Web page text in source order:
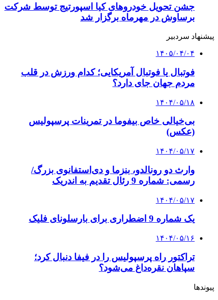
جشن تحویل خودروهای کیا اسپورتیج توسط شرکت
برساوش در مهرماه برگزار شد
پیشنهاد سردبیر
۱۴۰۵/۰۴/۰۴
فوتبال یا فوتبال آمریکایی؛ کدام ورزش در قلب
مردم جهان جای دارد؟
۱۴۰۴/۰۵/۱۸
بی‌خیالی خاص بیفوما در تمرینات پرسپولیس
(عکس)
۱۴۰۴/۰۵/۱۷
وارث دو رونالدو، بنزما و دی‌استفانوی بزرگ/
رسمی: شماره 9 رئال تقدیم به اندریک
۱۴۰۴/۰۵/۱۷
یک شماره 9 اضطراری برای بارسلونای فلیک
۱۴۰۴/۰۵/۱۶
تراکتور راه پرسپولیس را در فیفا دنبال کرد؛
سپاهان نقره‌داغ می‌شود؟
پیوندها